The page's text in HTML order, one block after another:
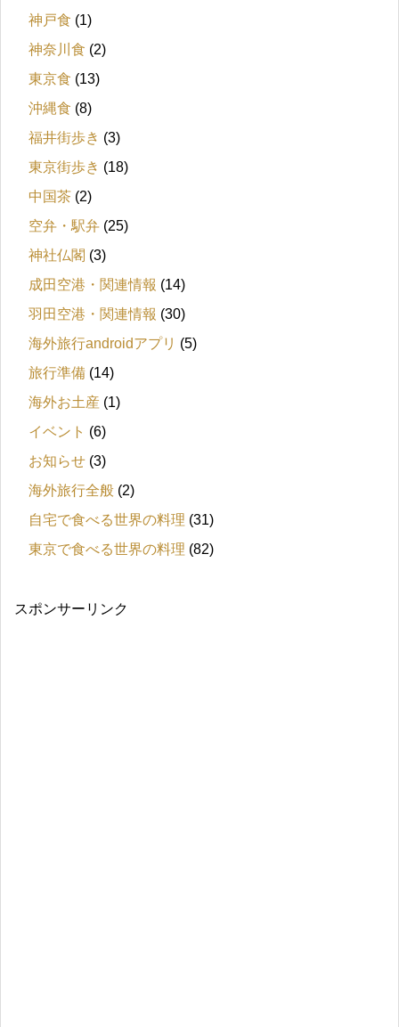
神戸食 (1)
神奈川食 (2)
東京食 (13)
沖縄食 (8)
福井街歩き (3)
東京街歩き (18)
中国茶 (2)
空弁・駅弁 (25)
神社仏閣 (3)
成田空港・関連情報 (14)
羽田空港・関連情報 (30)
海外旅行androidアプリ (5)
旅行準備 (14)
海外お土産 (1)
イベント (6)
お知らせ (3)
海外旅行全般 (2)
自宅で食べる世界の料理 (31)
東京で食べる世界の料理 (82)
スポンサーリンク